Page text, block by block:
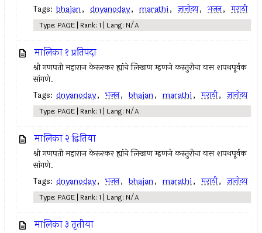
Tags: bhajan, dnyanoday, marathi, ज्ञानोदय, भजन, मराठी
Type: PAGE | Rank: 1 | Lang: N/A
मालिका १ प्रतिपदा
श्री गणपती महाराज केरूरकर ह्यांचे लिखाण म्हणजे कस्तुरीचा वास शपथपूर्वक
सांगणे.
Tags: dnyanoday, भजन, bhajan, marathi, मराठी, ज्ञानोदय
Type: PAGE | Rank: 1 | Lang: N/A
मालिका २ द्वितिया
श्री गणपती महाराज केरूरकर ह्यांचे लिखाण म्हणजे कस्तुरीचा वास शपथपूर्वक
सांगणे.
Tags: dnyanoday, भजन, bhajan, marathi, मराठी, ज्ञानोदय
Type: PAGE | Rank: 1 | Lang: N/A
मालिका ३ तृतीया